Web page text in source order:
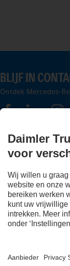
BLIJF IN
Ontdek Mercedes-
FOLLOW THE
Deel nu uw
Stap in